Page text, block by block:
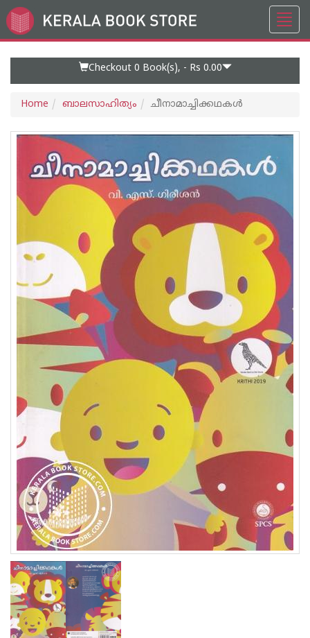
Go
to
Checkout 0 Book(s), - Rs 0.00
Home ബാലസാഹിത്യം ചീനാമാച്ചിക്കഥകൾ